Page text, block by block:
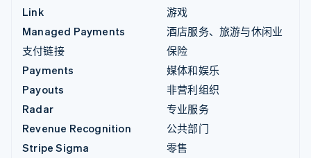
Link
Managed Payments
支付链接
Payments
Payouts
Radar
Revenue Recognition
Stripe Sigma
游戏
酒店服务、旅游与休闲业
保险
媒体和娱乐
非营利组织
专业服务
公共部门
零售